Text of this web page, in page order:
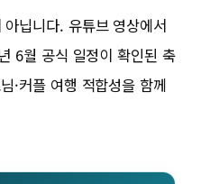
닙니다. 유튜브 영상에서
6월 공식 일정이 확인된 축
·커플 여행 적합성을 함께